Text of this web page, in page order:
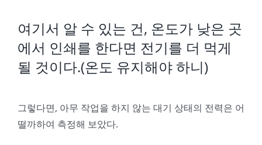
여기서 알 수 있는 건, 온도가 낮은 곳
에서 인쇄를 한다면 전기를 더 먹게
될 것이다.(온도 유지해야 하니)
그렇다면, 아무 작업을 하지 않는 대기 상태의 전력은 어
떨까하여 측정해 보았다.